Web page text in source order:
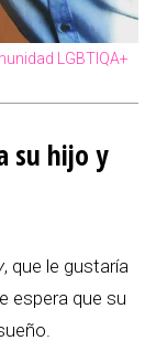
LGBTIQA+
su hijo y
, que le gustaría
espera que su